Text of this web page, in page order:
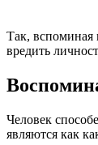
Так, вспоминая
вредить
Человек
являются как